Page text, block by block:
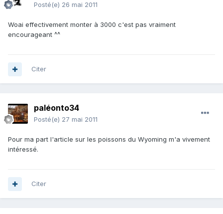
Posté(e) 26 mai 2011
Woai effectivement monter à 3000 c'est pas vraiment
encourageant ^^
Citer
paléonto34
Posté(e) 27 mai 2011
Pour ma part l'article sur les poissons du Wyoming m'a vivement
intéressé.
Citer